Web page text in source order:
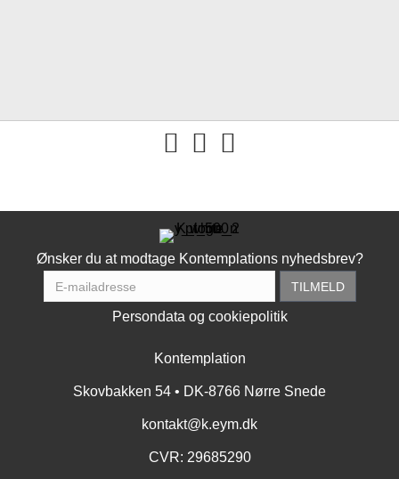
You tube
Ønsker du at modtage Kontemplations nyhedsbrev?
Persondata og cookiepolitik
Kontemplation
Skovbakken 54 • DK-8766 Nørre Snede
kontakt@k.eym.dk
CVR: 29685290